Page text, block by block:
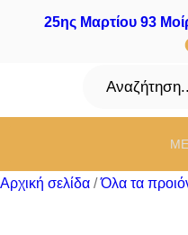
25ης Μαρτίου 93
Αναζήτηση
Αρχική σελίδα /Όλα τα